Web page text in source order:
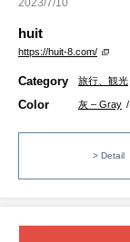
huit
https://huit-8.com/
Category 旅行、観光
Color 灰 – Gray /
> Detail